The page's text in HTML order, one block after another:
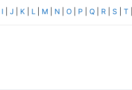
I J K L M N O P Q R S T